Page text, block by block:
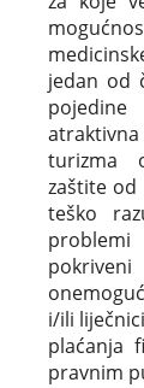
jedan od
turizma
zaštite od
teško
i/ili
plaćanja
pravnim